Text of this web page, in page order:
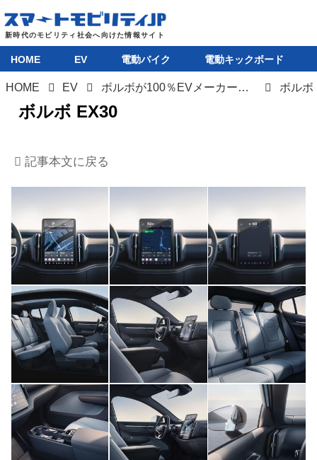
EV
電動キックボード
ライフスタイル
テクノロジー
このメディアについて
運営会社
利用規約
プライバシーポリシー
HOME EV 電動バイク 電動キックボード
HOME EV ボルボが100％EVメーカーになるための戦略モデル、「EX30」を発表。3万6000ユーロから！ ボルボ
ボルボ EX30
記事本文に戻る